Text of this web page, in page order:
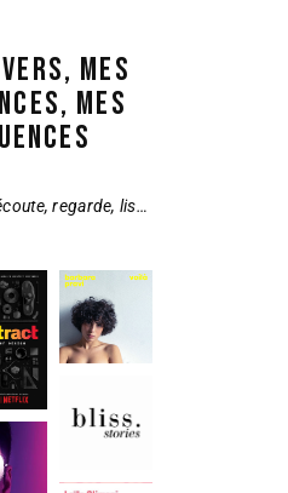
MES
MES
regarde, lis…